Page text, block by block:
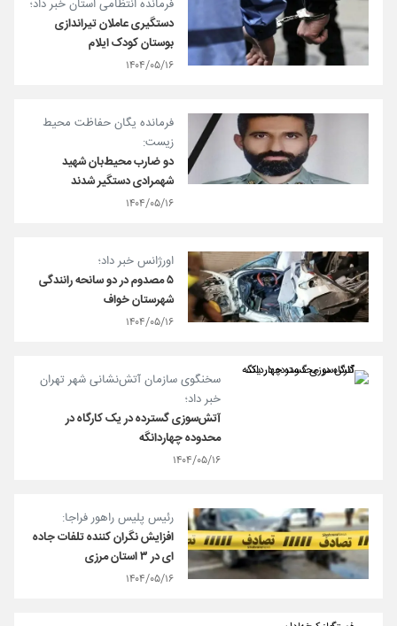
فرمانده انتظامی استان خبر داد؛
دستگیری عاملان تیراندازی
بوستان کودک ایلام
۱۴۰۴/۰۵/۱۶
فرمانده یگان حفاظت محیط‌
زیست:
دو ضارب محیط‌بان شهید
شهمرادی دستگیر شدند
۱۴۰۴/۰۵/۱۶
اورژانس خبر داد؛
۵ مصدوم در دو سانحه رانندگی
شهرستان خواف
۱۴۰۴/۰۵/۱۶
سخنگوی سازمان آتش‌نشانی شهر تهران
خبر داد؛
آتش‌سوزی گسترده در یک کارگاه در
محدوده چهاردانگه
۱۴۰۴/۰۵/۱۶
رئیس پلیس راهور فراجا:
افزایش نگران کننده تلفات جاده
ای در ۳ استان مرزی
۱۴۰۴/۰۵/۱۶